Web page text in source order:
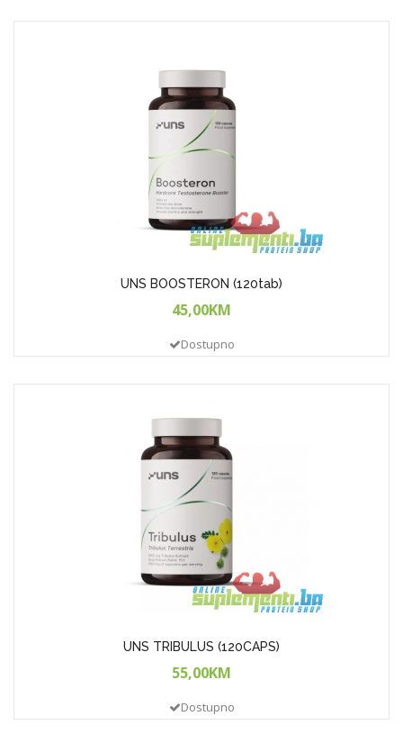
UNS BOOSTERON (120tab)
45,00KM
Dostupno
UNS TRIBULUS (120CAPS)
55,00KM
Dostupno